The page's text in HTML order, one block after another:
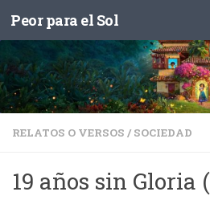
Saltar al contenido
Peor para el Sol
RELATOS O VERSOS / SOCIEDAD
19 años sin Gloria